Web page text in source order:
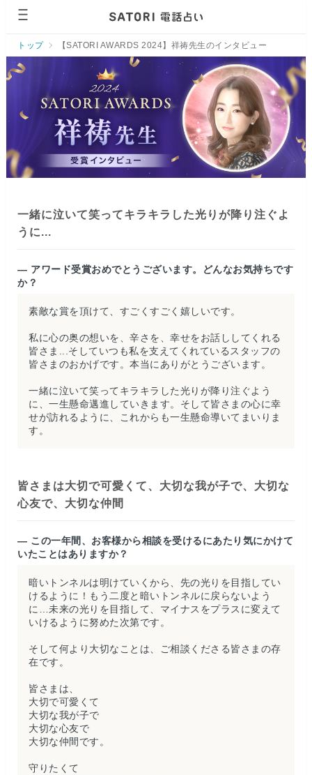
トップ 【SATORI AWARDS 2024】祥祷先生のインタビュー
一緒に泣いて笑ってキラキラした光りが降り注ぐよ
うに...
— アワード受賞おめでとうございます。どんなお気持ちです
か？
素敵な賞を頂けて、すごくすごく嬉しいです。
私に心の奥の想いを、辛さを、幸せをお話ししてくれる
皆さま...そしていつも私を支えてくれているスタッフの
皆さまのおかげです。本当にありがとうございます。
一緒に泣いて笑ってキラキラした光りが降り注ぐよう
に、一生懸命邁進していきます。そして皆さまの心に幸
せが訪れるように、これからも一生懸命導いてまいりま
す。
皆さまは大切で可愛くて、大切な我が子で、大切な
心友で、大切な仲間
— この一年間、お客様から相談を受けるにあたり気にかけて
いたことはありますか？
暗いトンネルは明けていくから、先の光りを目指してい
けるように！もう二度と暗いトンネルに戻らないよう
に…未来の光りを目指して、マイナスをプラスに変えて
いけるように努めた次第です。
そして何より大切なことは、ご相談くださる皆さまの存
在です。
皆さまは、
大切で可愛くて
大切な我が子で
大切な心友で
大切な仲間です。
守りたくて